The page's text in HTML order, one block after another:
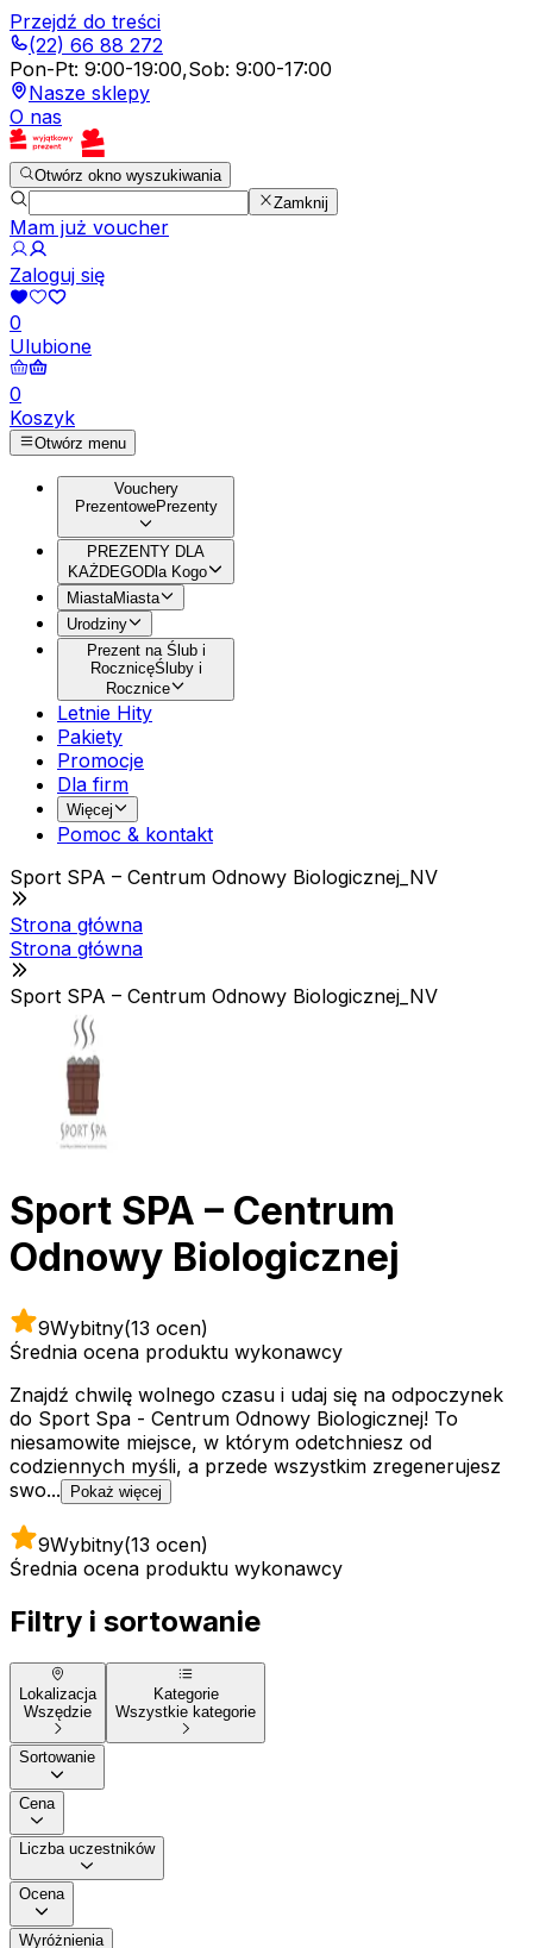
Przejdź do treści
(22) 66 88 272
Pon-Pt: 9:00-19:00,Sob: 9:00-17:00
Nasze sklepy
O nas
Otwórz okno wyszukiwania
Zamknij
Mam już voucher
Zaloguj się
0
Ulubione
0
Koszyk
Otwórz menu
Vouchery
PrezentowePrezenty
PREZENTY DLA
KAŻDEGODla Kogo
MiastaMiasta
Urodziny
Prezent na Ślub i
RocznicęŚluby i
Rocznice
Letnie Hity
Pakiety
Promocje
Dla firm
Więcej
Pomoc & kontakt
Sport SPA – Centrum Odnowy Biologicznej_NV
Strona główna
Strona główna
Sport SPA – Centrum Odnowy Biologicznej_NV
Sport SPA – Centrum
Odnowy Biologicznej
9Wybitny(13 ocen)
Średnia ocena produktu wykonawcy
Znajdź chwilę wolnego czasu i udaj się na odpoczynek
do Sport Spa - Centrum Odnowy Biologicznej! To
niesamowite miejsce, w którym odetchniesz od
codziennych myśli, a przede wszystkim zregenerujesz
swo...
Pokaż więcej
9Wybitny(13 ocen)
Średnia ocena produktu wykonawcy
Filtry i sortowanie
Lokalizacja
Wszędzie
Kategorie
Wszystkie kategorie
Sortowanie
Cena
Liczba uczestników
Ocena
Wyróżnienia